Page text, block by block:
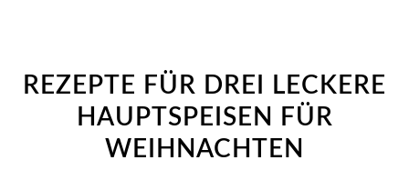
REZEPTE FÜR DREI LECKERE
HAUPTSPEISEN FÜR
WEIHNACHTEN